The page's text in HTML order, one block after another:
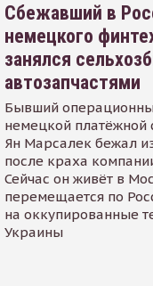
Сбежавший в
немецкого
занялся
автозапчастями
Бывший
немецкой платёжной
Ян Марсалек бежал
после краха
Сейчас он живёт в
перемещается по
на оккупированные
Украины